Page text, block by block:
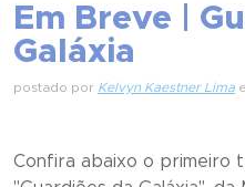
Em Breve |
Galáxia
postado por Kelvyn Kaestner Lima
Confira abaixo o primeiro